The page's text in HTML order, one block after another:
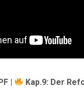
|
Kap.9: Der